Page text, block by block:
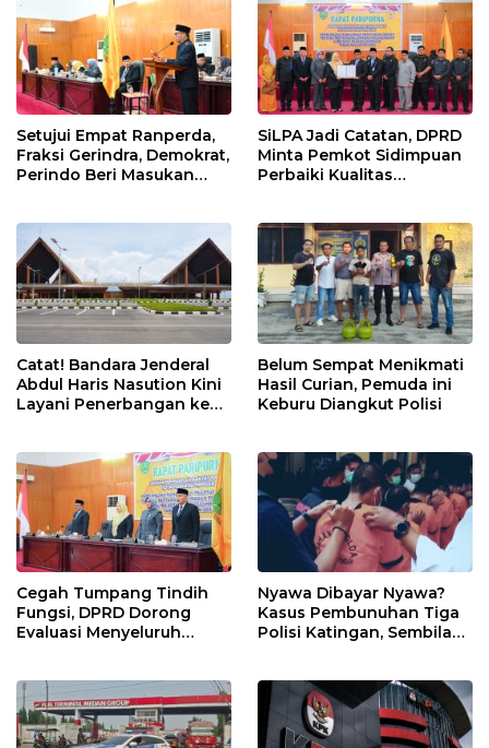
Setujui Empat Ranperda,
Fraksi Gerindra, Demokrat,
Perindo Beri Masukan
SiLPA Jadi Catatan, DPRD
Minta Pemkot Sidimpuan
Perbaiki Kualitas
Catat! Bandara Jenderal
Abdul Haris Nasution Kini
Layani Penerbangan ke
Belum Sempat Menikmati
Hasil Curian, Pemuda ini
Keburu Diangkut Polisi
Cegah Tumpang Tindih
Fungsi, DPRD Dorong
Evaluasi Menyeluruh
Nyawa Dibayar Nyawa?
Kasus Pembunuhan Tiga
Polisi Katingan, Sembilan